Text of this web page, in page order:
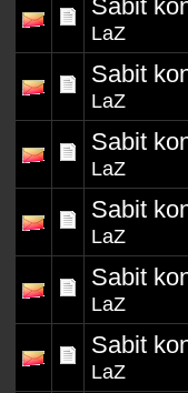
Sabit
LaZ
Sabit
LaZ
Sabit
LaZ
Sabit
LaZ
Sabit
LaZ
Sabit
LaZ